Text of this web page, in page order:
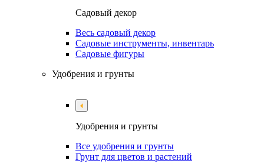
Садовый декор
Весь садовый декор
Садовые инструменты, инвентарь
Садовые фигуры
Удобрения и грунты
Удобрения и грунты
Все удобрения и грунты
Грунт для цветов и растений